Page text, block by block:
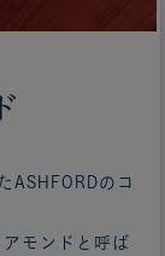
ASHFORDのコ
モンドと呼ば